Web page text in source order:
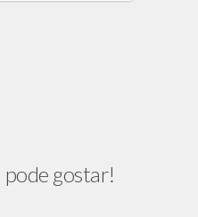
gostar!